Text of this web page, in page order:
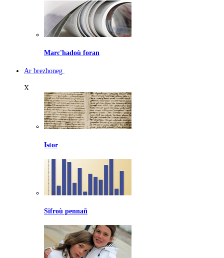
Marc'hadoù foran
Ar brezhoneg
X
Istor
Sifroù pennañ